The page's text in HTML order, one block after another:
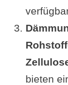
bieten